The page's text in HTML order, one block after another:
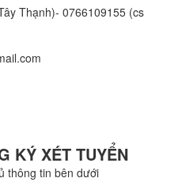
Thạnh)- 0766109155 (cs
KÝ XÉT TUYỂN
thông tin bên dưới